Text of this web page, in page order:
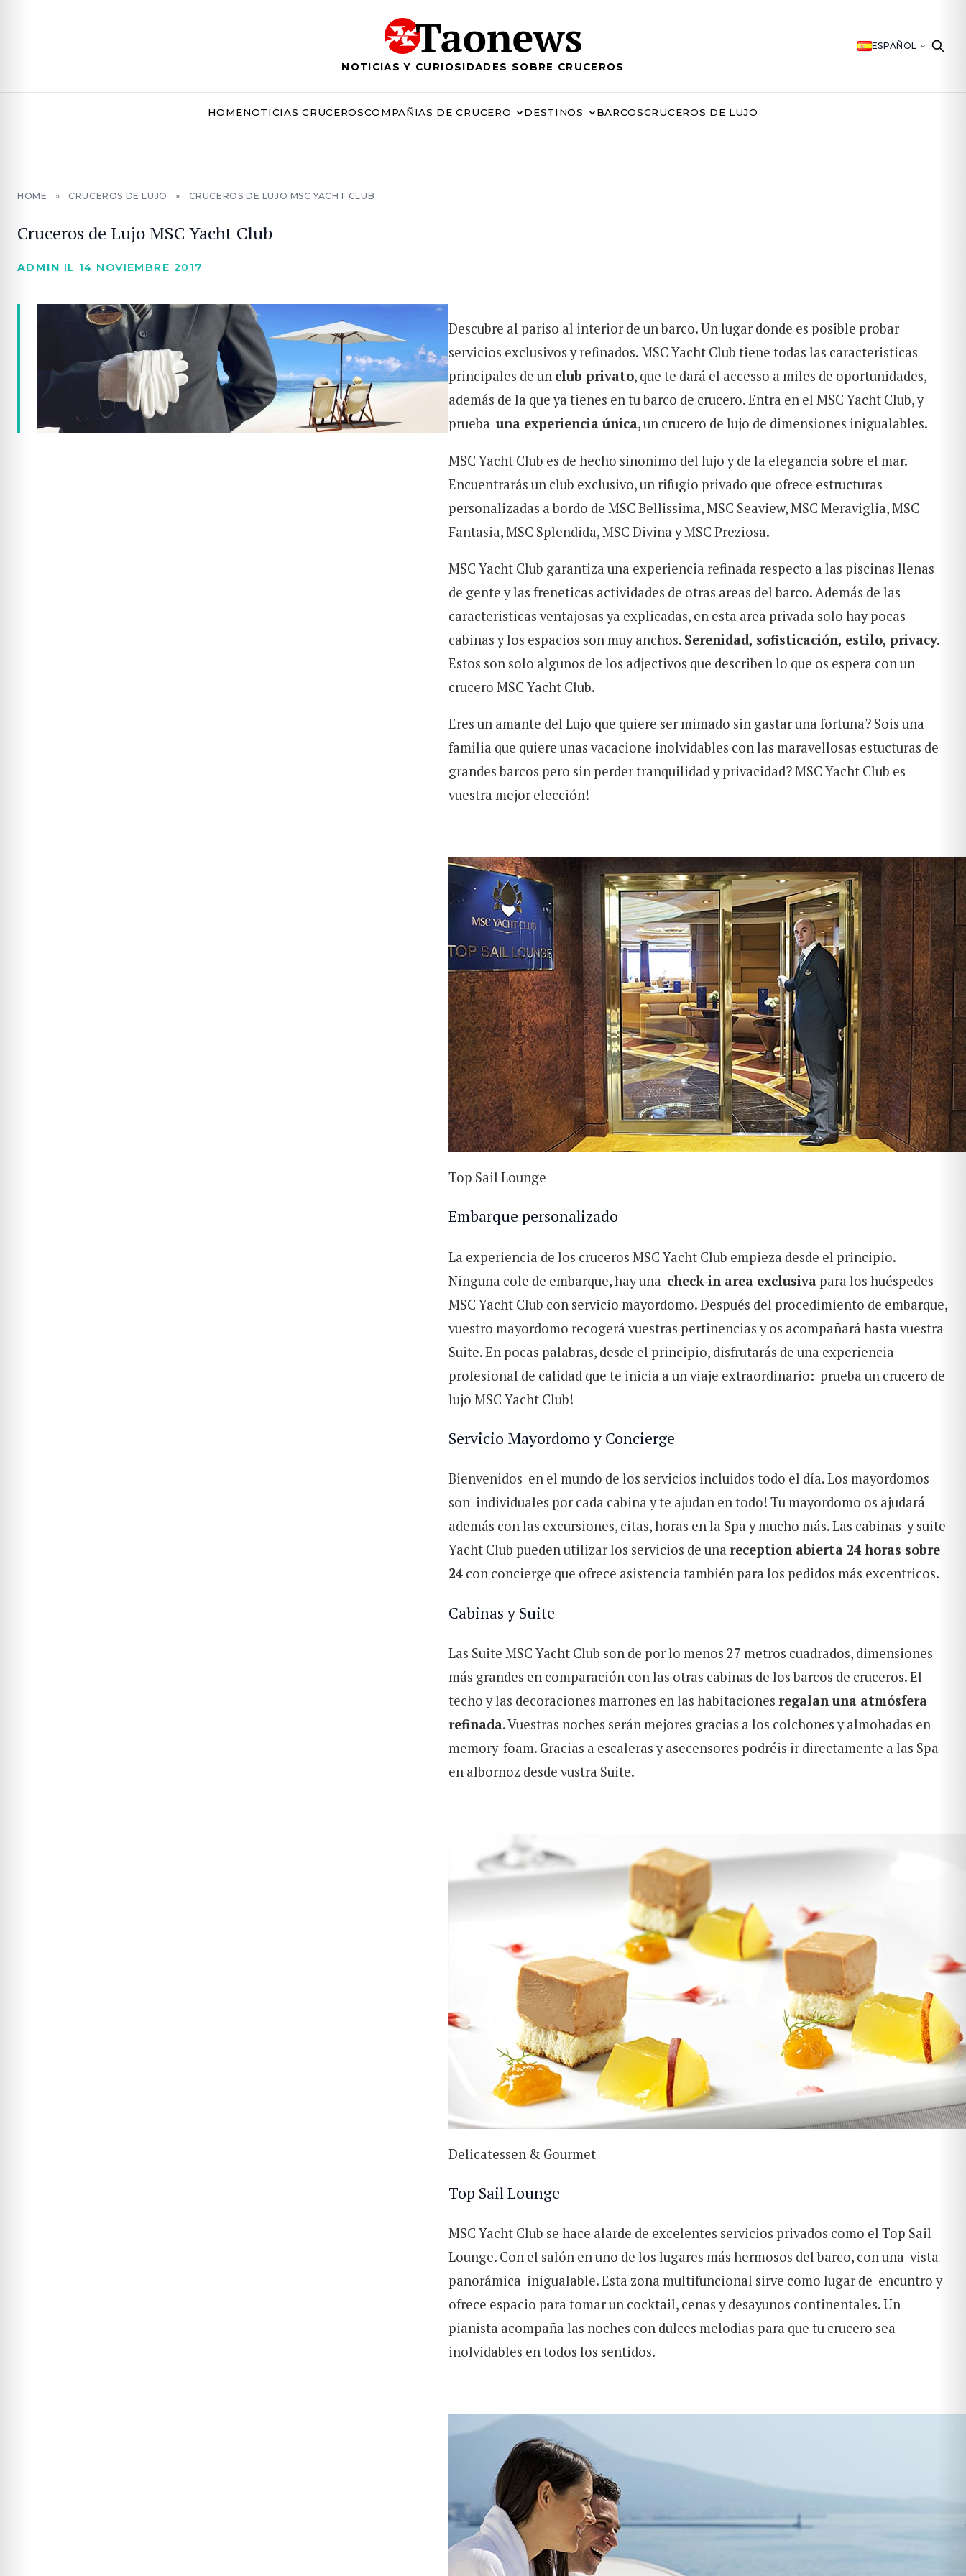
NOTICIAS Y CURIOSIDADES SOBRE CRUCEROS
ESPAÑOL
HOMENOTICIAS CRUCEROSCOMPAÑIAS DE CRUCERO DESTINOS BARCOSCRUCEROS DE LUJO
HOME » CRUCEROS DE LUJO » CRUCEROS DE LUJO MSC YACHT CLUB
Cruceros de Lujo MSC Yacht Club
ADMIN IL 14 NOVIEMBRE 2017
Descubre al pariso al interior de un barco. Un lugar donde es posible probar
servicios exclusivos y refinados. MSC Yacht Club tiene todas las caracteristicas
principales de un club privato, que te dará el accesso a miles de oportunidades,
además de la que ya tienes en tu barco de crucero. Entra en el MSC Yacht Club, y
prueba una experiencia única, un crucero de lujo de dimensiones inigualables.
MSC Yacht Club es de hecho sinonimo del lujo y de la elegancia sobre el mar.
Encuentrarás un club exclusivo, un rifugio privado que ofrece estructuras
personalizadas a bordo de MSC Bellissima, MSC Seaview, MSC Meraviglia, MSC
Fantasia, MSC Splendida, MSC Divina y MSC Preziosa.
MSC Yacht Club garantiza una experiencia refinada respecto a las piscinas llenas
de gente y las freneticas actividades de otras areas del barco. Además de las
caracteristicas ventajosas ya explicadas, en esta area privada solo hay pocas
cabinas y los espacios son muy anchos. Serenidad, sofisticación, estilo, privacy.
Estos son solo algunos de los adjectivos que describen lo que os espera con un
crucero MSC Yacht Club.
Eres un amante del Lujo que quiere ser mimado sin gastar una fortuna? Sois una
familia que quiere unas vacacione inolvidables con las maravellosas estucturas de
grandes barcos pero sin perder tranquilidad y privacidad? MSC Yacht Club es
vuestra mejor elección!
Top Sail Lounge
Embarque personalizado
La experiencia de los cruceros MSC Yacht Club empieza desde el principio.
Ninguna cole de embarque, hay una check-in area exclusiva para los huéspedes
MSC Yacht Club con servicio mayordomo. Después del procedimiento de embarque,
vuestro mayordomo recogerá vuestras pertinencias y os acompañará hasta vuestra
Suite. En pocas palabras, desde el principio, disfrutarás de una experiencia
profesional de calidad que te inicia a un viaje extraordinario: prueba un crucero de
lujo MSC Yacht Club!
Servicio Mayordomo y Concierge
Bienvenidos en el mundo de los servicios incluidos todo el día. Los mayordomos
son individuales por cada cabina y te ajudan en todo! Tu mayordomo os ajudará
además con las excursiones, citas, horas en la Spa y mucho más. Las cabinas y suite
Yacht Club pueden utilizar los servicios de una reception abierta 24 horas sobre
24 con concierge que ofrece asistencia también para los pedidos más excentricos.
Cabinas y Suite
Las Suite MSC Yacht Club son de por lo menos 27 metros cuadrados, dimensiones
más grandes en comparación con las otras cabinas de los barcos de cruceros. El
techo y las decoraciones marrones en las habitaciones regalan una atmósfera
refinada. Vuestras noches serán mejores gracias a los colchones y almohadas en
memory-foam. Gracias a escaleras y asecensores podréis ir directamente a las Spa
en albornoz desde vustra Suite.
Delicatessen & Gourmet
Top Sail Lounge
MSC Yacht Club se hace alarde de excelentes servicios privados ​​como el Top Sail
Lounge. Con el salón en uno de los lugares más hermosos del barco, con una vista
panorámica inigualable. Esta zona multifuncional sirve como lugar de encuntro y
ofrece espacio para tomar un cocktail, cenas y desayunos continentales. Un
pianista acompaña las noches con dulces melodias para que tu crucero sea
inolvidables en todos los sentidos.